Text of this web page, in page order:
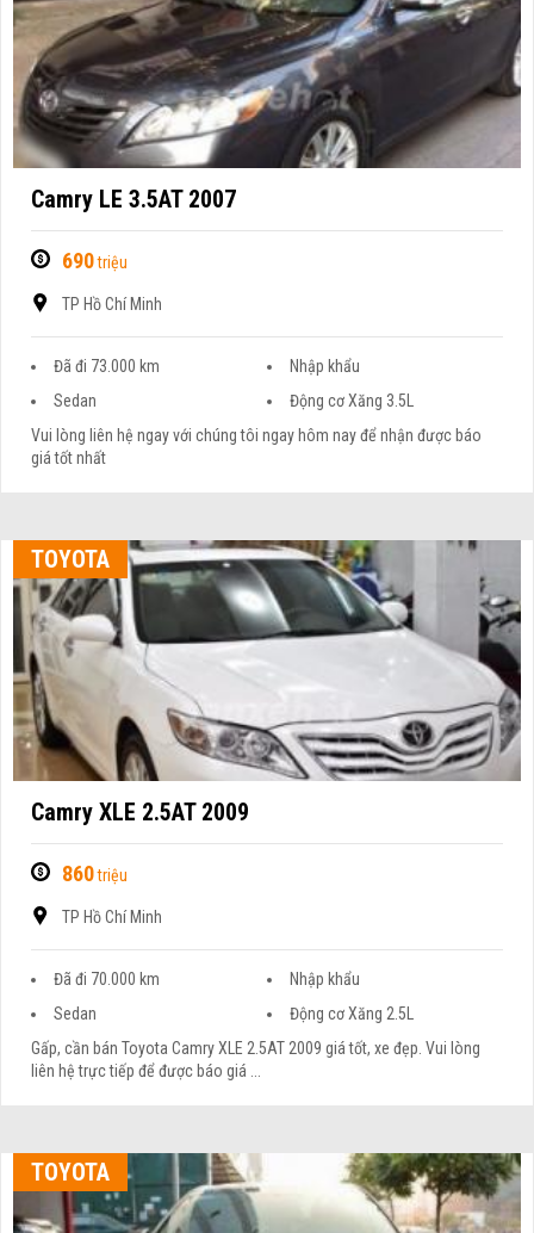
Camry LE 3.5AT 2007
690triệu
TP Hồ Chí Minh
Đã đi 73.000 km
Nhập khẩu
Sedan
Động cơ Xăng 3.5L
Vui lòng liên hệ ngay với chúng tôi ngay hôm nay để nhận được báo
giá tốt nhất
TOYOTA
Camry XLE 2.5AT 2009
860triệu
TP Hồ Chí Minh
Đã đi 70.000 km
Nhập khẩu
Sedan
Động cơ Xăng 2.5L
Gấp, cần bán Toyota Camry XLE 2.5AT 2009 giá tốt, xe đẹp. Vui lòng
liên hệ trực tiếp để được báo giá ...
TOYOTA